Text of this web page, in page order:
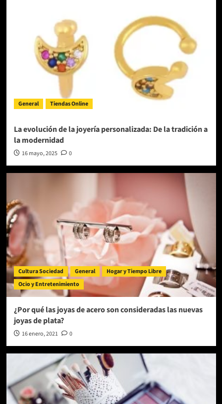
General Tiendas Online
La evolución de la joyería personalizada: De la tradición a
la modernidad
16 mayo, 2025 0
Cultura Sociedad General
Hogar y Tiempo Libre
Ocio y Entretenimiento
¿Por qué las joyas de acero son consideradas las nuevas
joyas de plata?
16 enero, 2021 0